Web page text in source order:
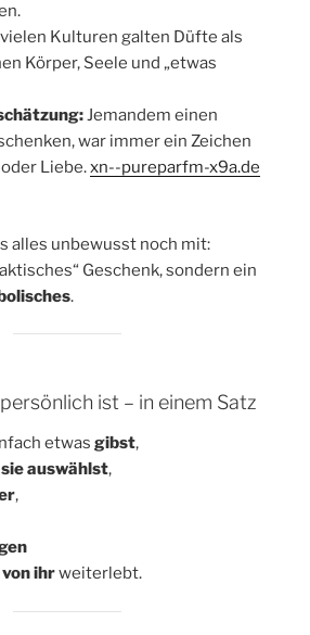
Kulturen galten Düfte als
Körper, Seele und „etwas
Jemandem einen
war immer ein Zeichen
Liebe.xn--pureparfm-x9a.de
alles unbewusst noch mit:
Geschenk, sondern ein
.
ist – in einem Satz
etwas gibst,
auswählst,
,
ihrweiterlebt.